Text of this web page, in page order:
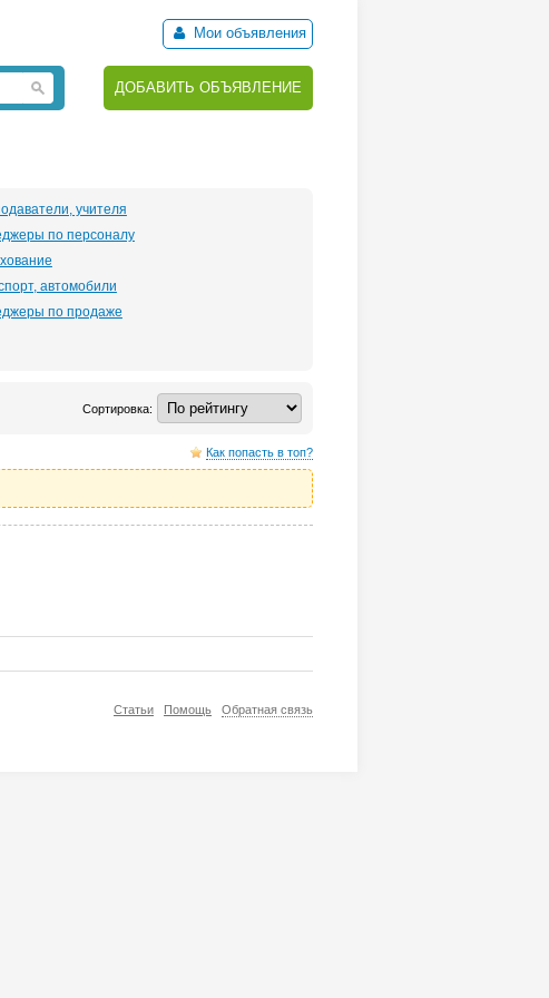
Мои объявления
ДОБАВИТЬ ОБЪЯВЛЕНИЕ
учителя
по персоналу
автомобили
по продаже
Сортировка:
Как попасть в топ?
Статьи Помощь Обратная связь